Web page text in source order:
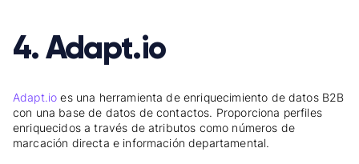
4. Adapt.io
Adapt.io es una herramienta de enriquecimiento de datos B2B
con una base de datos de contactos. Proporciona perfiles
enriquecidos a través de atributos como números de
marcación directa e información departamental.